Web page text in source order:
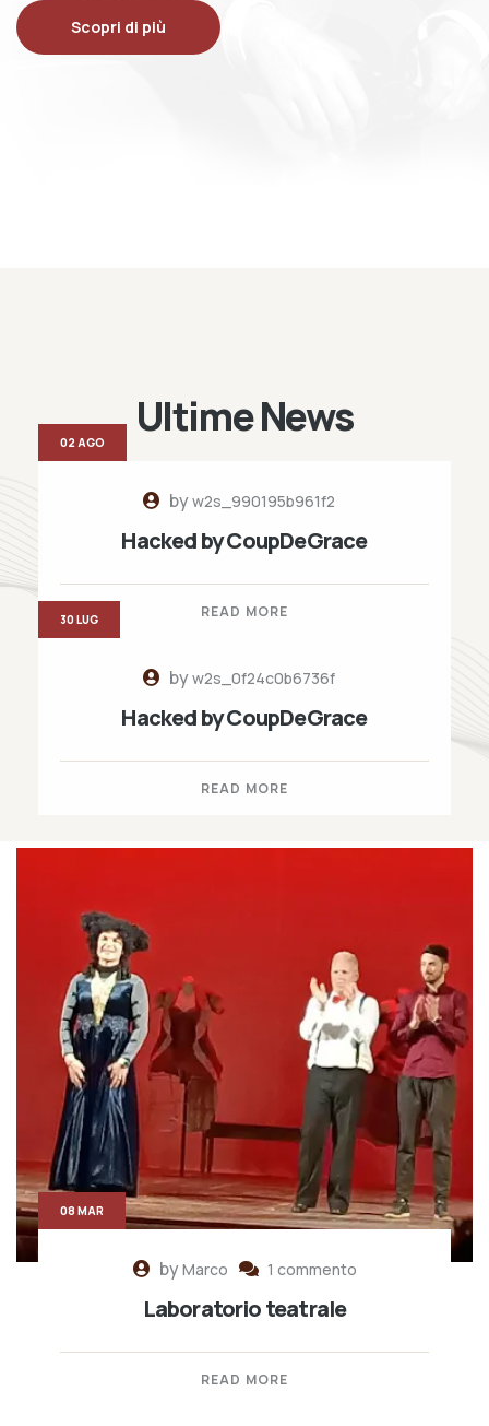
Scopri di più
Ultime News
byw2s_990195b961f2
Hacked by CoupDeGrace
READ MORE
02 AGO
byw2s_0f24c0b6736f
Hacked by CoupDeGrace
READ MORE
30 LUG
byMarco 1 commento
Laboratorio teatrale
READ MORE
08 MAR